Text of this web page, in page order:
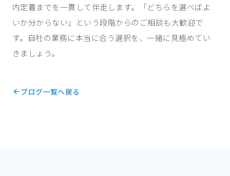
内定着までを一貫して伴走します。「どちらを選べばよ
いか分からない」という段階からのご相談も大歓迎で
す。自社の業務に本当に合う選択を、一緒に見極めてい
きましょう。
ブログ一覧へ戻る